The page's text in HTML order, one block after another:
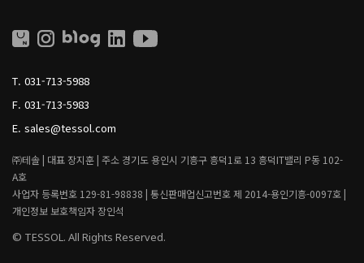
T. 031-713-5988
F. 031-713-5983
E. sales@tessol.com
㈜테솔 | 대표 장지훈 | 주소 경기도 용인시 기흥구 흥덕1로 13 흥덕IT밸리 P동 102-
A호
사업자 등록번호 129-81-98838 | 통신판매업신고번호 제 2014-용인기흥-0097호 |
개인정보 보호책임자 장인석
© TESSOL. All Rights Reserved.